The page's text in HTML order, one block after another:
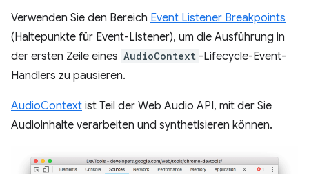
Verwenden Sie den Bereich Event Listener Breakpoints
(Haltepunkte für Event-Listener), um die Ausführung in
der ersten Zeile eines AudioContext -Lifecycle-Event-
Handlers zu pausieren.
AudioContext ist Teil der Web Audio API, mit der Sie
Audioinhalte verarbeiten und synthetisieren können.